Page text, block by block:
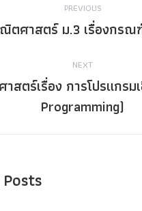
PREVIOUS
Previous
ตศาสตร์ ม.3 เรื่องกรณ
NEXT
Next
post:
สตร์เรื่อง การโปรแกรม
Programming)